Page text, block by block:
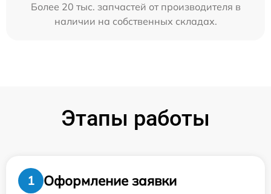
Более 20 тыс. запчастей от производителя в
наличии на собственных складах.
Этапы работы
1
Оформление заявки